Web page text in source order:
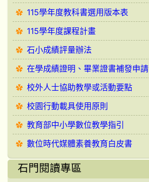
115學年度教科書選用版本表
115學年度課程計畫
石小成績評量辦法
在學成績證明、畢業證書補發申請
校外人士協助教學或活動要點
校園行動載具使用原則
教育部中小學數位教學指引
數位時代媒體素養教育白皮書
石門閱讀專區